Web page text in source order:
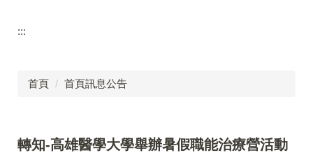
:::
首頁 首頁訊息公告
轉知-高雄醫學大學舉辦暑假職能治療營活動